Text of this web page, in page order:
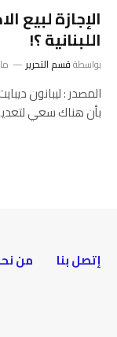
الإجازة لبيع
اللبنانية ؟!
بواسطةقسم التحرير
المصدر : ليبانون
بأن هناك سعي
إتصل بنا من